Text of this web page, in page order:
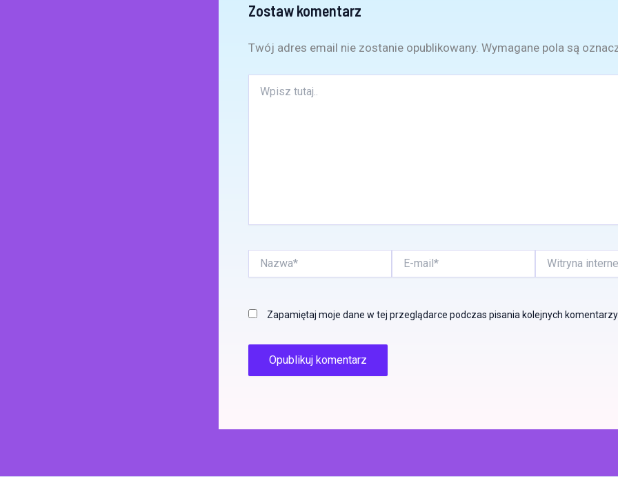
Zostaw komentarz
Twój adres email nie zostanie opublikowany. Wymagane pola są
tutaj..
mail*
internetowa
Zapamiętaj moje dane w tej przeglądarce podczas pisania kolejnych